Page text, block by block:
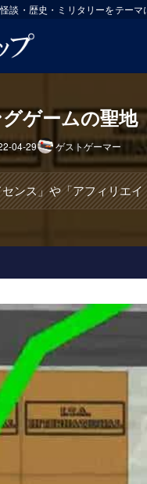
談・歴史・ミリタリーをテー
ゲームの聖
04-29 ゲストゲーマー
ンス」や「アフィリエ